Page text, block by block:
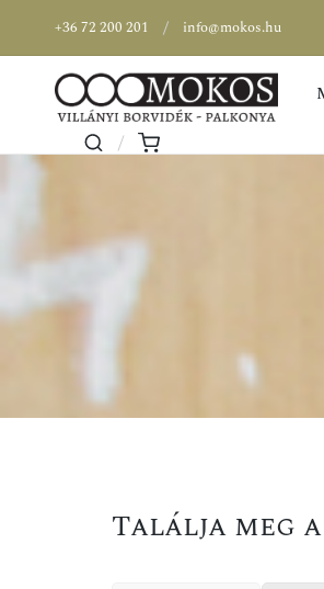
+36 72 200 201 info@mokos.hu
Találja meg